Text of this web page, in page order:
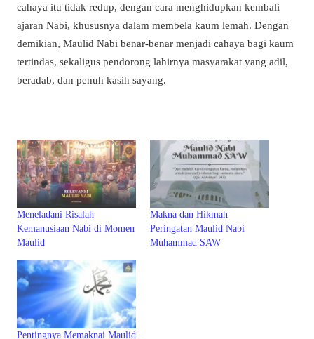
cahaya itu tidak redup, dengan cara menghidupkan kembali
ajaran Nabi, khususnya dalam membela kaum lemah. Dengan
demikian, Maulid Nabi benar-benar menjadi cahaya bagi kaum
tertindas, sekaligus pendorong lahirnya masyarakat yang adil,
beradab, dan penuh kasih sayang.
Meneladani Risalah
Kemanusiaan Nabi di Momen
Maulid
Makna dan Hikmah
Peringatan Maulid Nabi
Muhammad SAW
Pentingnya Memaknai Maulid